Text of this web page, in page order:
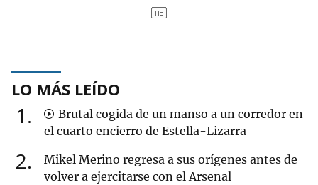
LO MÁS LEÍDO
1
Brutal cogida de un manso a un corredor en
el cuarto encierro de Estella-Lizarra
2
Mikel Merino regresa a sus orígenes antes de
volver a ejercitarse con el Arsenal